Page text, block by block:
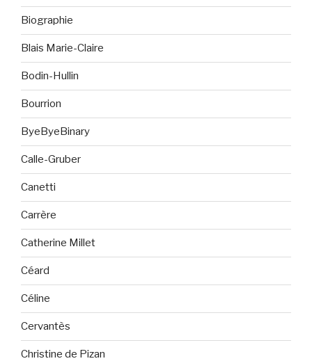
Biographie
Blais Marie-Claire
Bodin-Hullin
Bourrion
ByeByeBinary
Calle-Gruber
Canetti
Carrère
Catherine Millet
Céard
Céline
Cervantès
Christine de Pizan